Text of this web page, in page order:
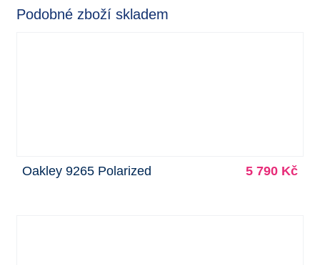
Podobné zboží skladem
Oakley 9265 Polarized 5 790 Kč